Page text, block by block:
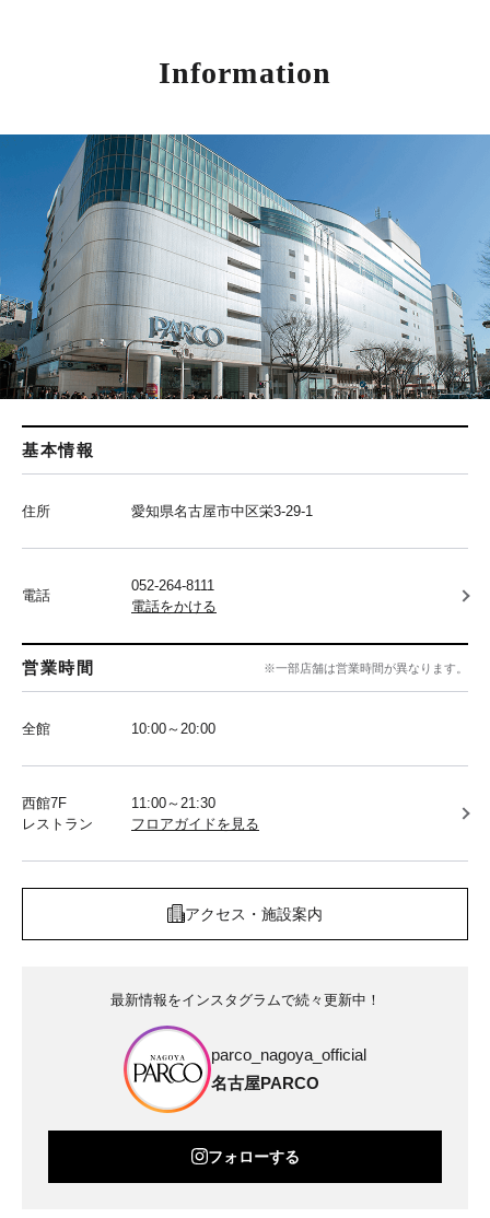
Information
基本情報
住所 愛知県名古屋市中区栄3-29-1
電話
052-264-8111
電話をかける
営業時間 ※一部店舗は営業時間が異なります。
全館 10:00～20:00
西館7F
レストラン
11:00～21:30
フロアガイドを見る
アクセス・施設案内
最新情報をインスタグラムで続々更新中！
parco_nagoya_official
名古屋PARCO
フォローする